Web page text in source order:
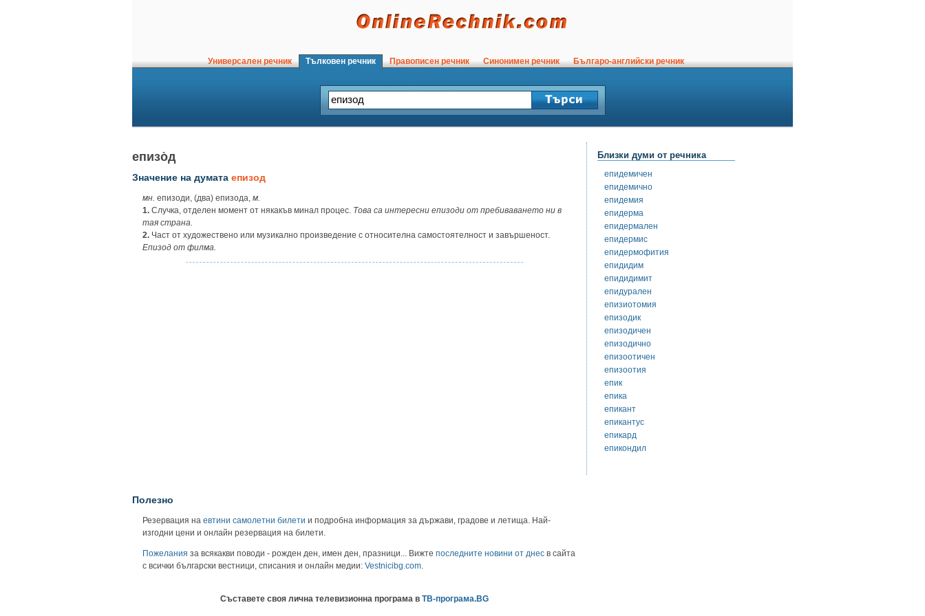
Универсален речник Тълковен речник Правописен речник Синонимен речник Българо-английски речник
епизо̀д
Значение на думата епизод
мн. епизоди, (два) епизода, м.
1. Случка, отделен момент от някакъв минал процес. Това са интересни епизоди от пребиваването ни в
тая страна.
2. Част от художествено или музикално произведение с относителна самостоятелност и завършеност.
Епизод от филма.
Полезно
Резервация на евтини самолетни билети и подробна информация за държави, градове и летища. Най-
изгодни цени и онлайн резервация на билети.
Пожелания за всякакви поводи - рожден ден, имен ден, празници... Вижте последните новини от днес в сайта
с всички български вестници, списания и онлайн медии: Vestnicibg.com
Съставете своя лична телевизионна програма в ТВ-програма.BG
Близки думи от речника
епидемичен
епидемично
епидемия
епидерма
епидермален
епидермис
епидермофития
епидидим
епидидимит
епидурален
епизиотомия
епизодик
епизодичен
епизодично
епизоотичен
епизоотия
епик
епика
епикант
епикантус
епикард
епикондил